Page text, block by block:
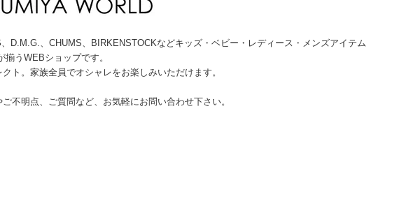
D.M.G.、CHUMS、BIRKENSTOCKなどキッズ・ベビー・レディース・メンズアイテム
揃うWEBショップです。
ト。家族全員でオシャレをお楽しみいただけます。
不明点、ご質問など、お気軽にお問い合わせ下さい。